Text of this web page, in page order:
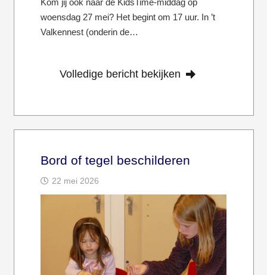
Kom jij ook naar de KidsTime-middag op
woensdag 27 mei? Het begint om 17 uur. In ’t
Valkennest (onderin de…
Volledige bericht bekijken
Bord of tegel beschilderen
22 mei 2026